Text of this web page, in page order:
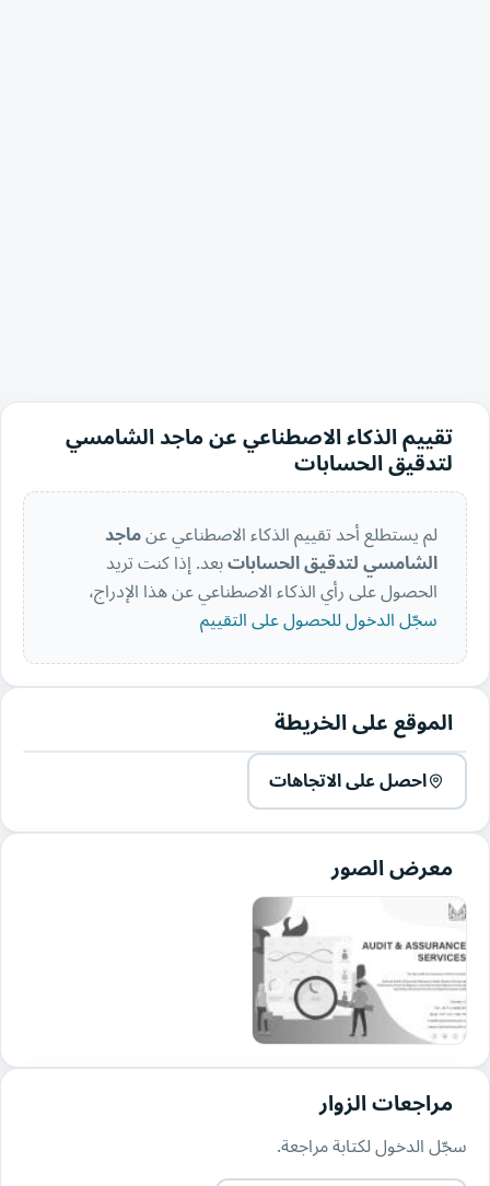
تقييم الذكاء الاصطناعي عن ماجد الشامسي
لتدقيق الحسابات
لم يستطلع أحد تقييم الذكاء الاصطناعي عنماجد
الشامسي لتدقيق الحساباتبعد. إذا كنت تريد
الحصول على رأي الذكاء الاصطناعي عن هذا الإدراج،
سجّل الدخول للحصول على التقييم
الموقع على الخريطة
احصل على الاتجاهات
معرض الصور
مراجعات الزوار
سجّل الدخول لكتابة مراجعة.